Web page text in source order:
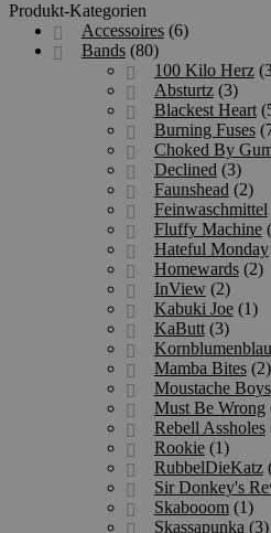
Produkt-Kategorien
Accessoires (6)
Bands (80)
100 Kilo Herz
Absturtz (3)
Blackest Heart
Burning Fuses
Choked By
Declined (3)
Faunshead (2)
Feinwaschmittel
Fluffy Machine
Hateful Monday
Homewards (2)
InView (2)
Kabuki Joe (1)
KaButt (3)
Kornblumenblau
Mamba Bites (2)
Moustache Boys
Must Be Wrong
Rebell Assholes
Rookie (1)
RubbelDieKatz
Sir Donkey's
Skabooom (1)
Skassapunka (3)